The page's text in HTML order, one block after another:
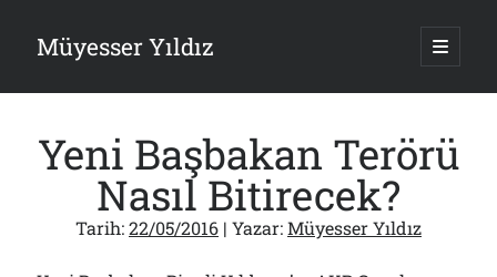
Müyesser Yıldız ana
Yan
Menü
Yeni Başbakan Terörü
Nasıl Bitirecek?
Tarih:22/05/2016 | Yazar:Müyesser Yıldız